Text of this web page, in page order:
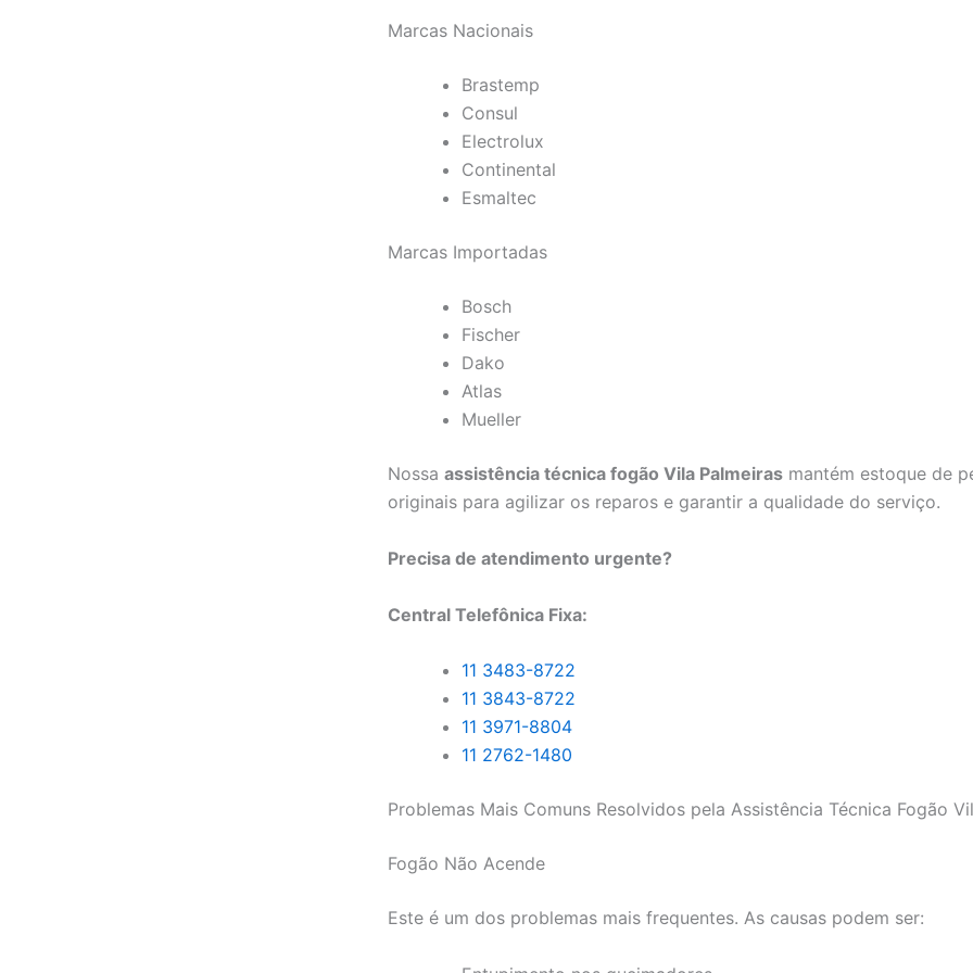
Marcas Nacionais
Brastemp
Consul
Electrolux
Continental
Esmaltec
Marcas Importadas
Bosch
Fischer
Dako
Atlas
Mueller
Nossa assistência técnica fogão Vila Palmeiras mantém estoque de
originais para agilizar os reparos e garantir a qualidade do serviço.
Precisa de atendimento urgente?
Central Telefônica Fixa:
11 3483-8722
11 3843-8722
11 3971-8804
11 2762-1480
Problemas Mais Comuns Resolvidos pela Assistência Técnica Fogão
Fogão Não Acende
Este é um dos problemas mais frequentes. As causas podem ser: